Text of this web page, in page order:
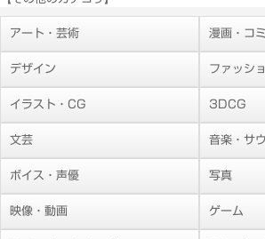
アート・芸術 漫画・コ
デザイン ファッシ
イラスト・CG 3DCG
文芸 音楽・サ
ボイス・声優 写真
映像・動画 ゲーム